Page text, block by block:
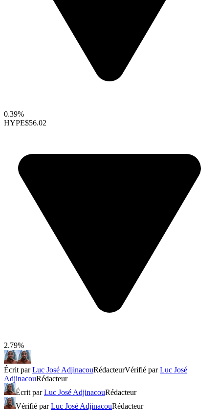
0.39%
HYPE$56.02
2.79%
Écrit parLuc José AdjinacouRédacteurVérifié parLuc José
AdjinacouRédacteur
Écrit parLuc José AdjinacouRédacteur
Vérifié parLuc José AdjinacouRédacteur